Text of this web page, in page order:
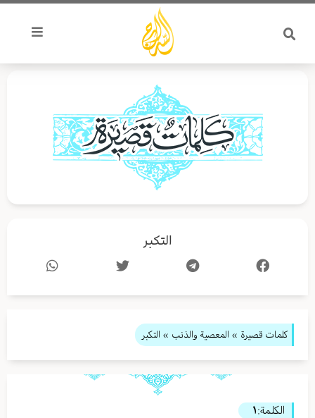
تخطي
المحتوى
التكبر
كلمات قصيرة » المعصية والذنب » التكبر
الكلمة:١